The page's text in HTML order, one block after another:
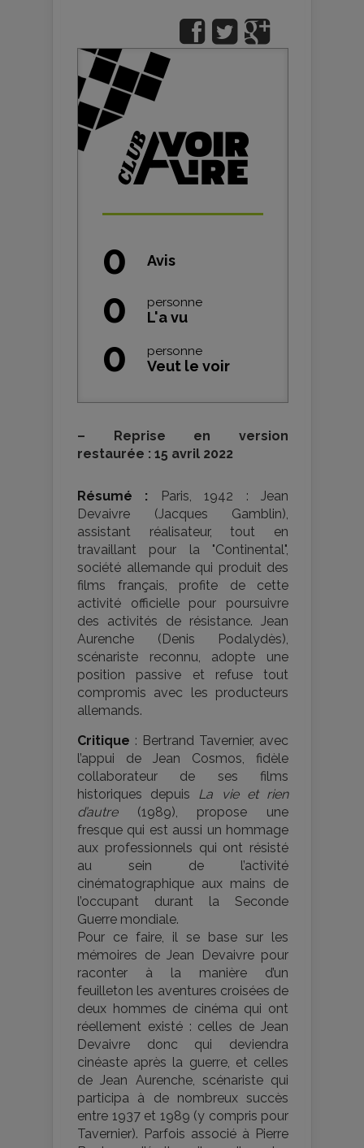
0 Avis
0 personne
L'a vu
0 personne
Veut le voir
– Reprise en version
restaurée : 15 avril 2022
Résumé : Paris, 1942 : Jean
Devaivre (Jacques Gamblin),
assistant réalisateur, tout en
travaillant pour la "Continental",
société allemande qui produit des
films français, profite de cette
activité officielle pour poursuivre
des activités de résistance. Jean
Aurenche (Denis Podalydès),
scénariste reconnu, adopte une
position passive et refuse tout
compromis avec les producteurs
allemands.
Critique : Bertrand Tavernier, avec
l’appui de Jean Cosmos, fidèle
collaborateur de ses films
historiques depuis La vie et rien
d’autre(1989), propose une
fresque qui est aussi un hommage
aux professionnels qui ont résisté
au sein de l’activité
cinématographique aux mains de
l’occupant durant la Seconde
Guerre mondiale.
Pour ce faire, il se base sur les
mémoires de Jean Devaivre pour
raconter à la manière d’un
feuilleton les aventures croisées de
deux hommes de cinéma qui ont
réellement existé : celles de Jean
Devaivre donc qui deviendra
cinéaste après la guerre, et celles
de Jean Aurenche, scénariste qui
participa à de nombreux succès
entre 1937 et 1989 (y compris pour
Tavernier). Parfois associé à Pierre